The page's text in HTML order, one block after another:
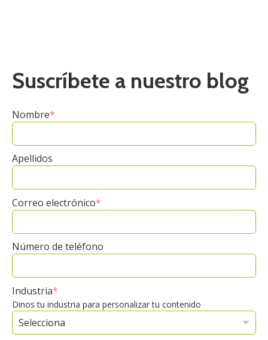
Suscríbete a nuestro blog
Nombre*
Apellidos
Correo electrónico*
Número de teléfono
Industria*
Dinos tu industria para personalizar tu contenido